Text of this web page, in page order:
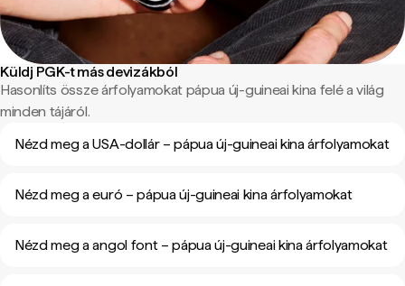
Küldj PGK-t más devizákból
Hasonlíts össze árfolyamokat pápua új-guineai kina felé a világ
minden tájáról.
Nézd meg a USA-dollár – pápua új-guineai kina árfolyamokat
Nézd meg a euró – pápua új-guineai kina árfolyamokat
Nézd meg a angol font – pápua új-guineai kina árfolyamokat